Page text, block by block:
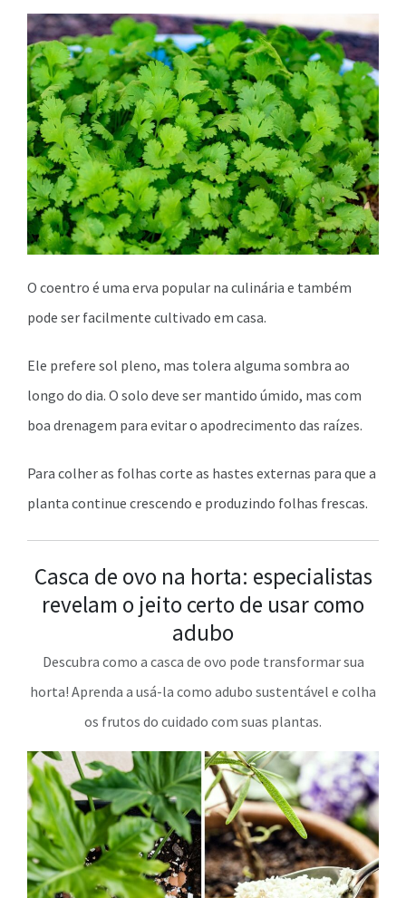
O coentro é uma erva popular na culinária e também
pode ser facilmente cultivado em casa.
Ele prefere sol pleno, mas tolera alguma sombra ao
longo do dia. O solo deve ser mantido úmido, mas com
boa drenagem para evitar o apodrecimento das raízes.
Para colher as folhas corte as hastes externas para que a
planta continue crescendo e produzindo folhas frescas.
Casca de ovo na horta: especialistas
revelam o jeito certo de usar como
adubo
Descubra como a casca de ovo pode transformar sua
horta! Aprenda a usá-la como adubo sustentável e colha
os frutos do cuidado com suas plantas.